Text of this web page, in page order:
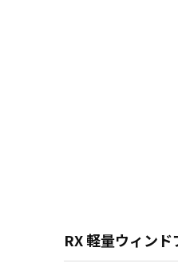
RX 軽量ウィン